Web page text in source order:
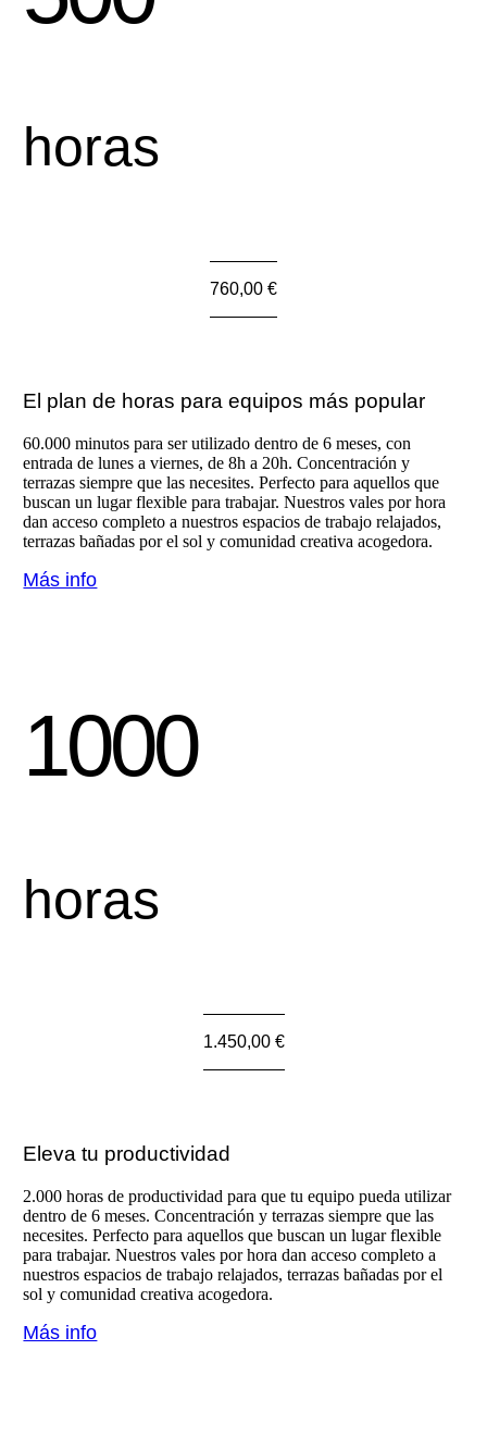
horas
760,00 €
El plan de horas para equipos más popular
60.000 minutos para ser utilizado dentro de 6 meses, con
entrada de lunes a viernes, de 8h a 20h. Concentración y
terrazas siempre que las necesites. Perfecto para aquellos que
buscan un lugar flexible para trabajar. Nuestros vales por hora
dan acceso completo a nuestros espacios de trabajo relajados,
terrazas bañadas por el sol y comunidad creativa acogedora.
Más info
1000
horas
1.450,00 €
Eleva tu productividad
2.000 horas de productividad para que tu equipo pueda utilizar
dentro de 6 meses. Concentración y terrazas siempre que las
necesites. Perfecto para aquellos que buscan un lugar flexible
para trabajar. Nuestros vales por hora dan acceso completo a
nuestros espacios de trabajo relajados, terrazas bañadas por el
sol y comunidad creativa acogedora.
Más info